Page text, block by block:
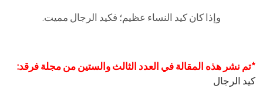
وإذا كان كيد النساء عظيم؛ فكيد الرجال مميت.
*تم نشر هذه المقالة في العدد الثالث والستين من مجلة فرقد:
كيد الرجال